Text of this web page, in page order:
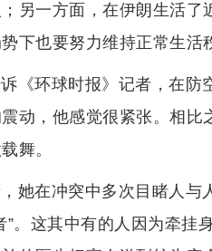
另一方面，在伊朗生活了
也要努力维持正常生活
《环球时报》记者，在防
动，他感觉很紧张。相比
舞。
她在冲突中多次目睹人与
。这其中有的人因为牵挂